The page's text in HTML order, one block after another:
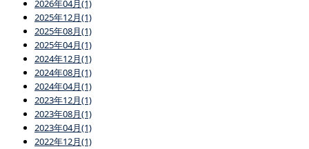
2026年04月(1)
2025年12月(1)
2025年08月(1)
2025年04月(1)
2024年12月(1)
2024年08月(1)
2024年04月(1)
2023年12月(1)
2023年08月(1)
2023年04月(1)
2022年12月(1)